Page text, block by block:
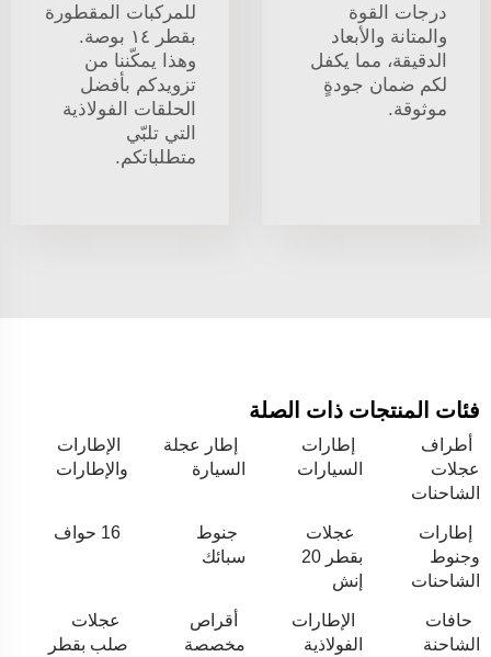
درجات القوة
والمتانة والأبعاد
الدقيقة، مما يكفل
لكم ضمان جودةٍ
موثوقة.
للمركبات المقطورة
بقطر ١٤ بوصة.
وهذا يمكّننا من
تزويدكم بأفضل
الحلقات الفولاذية
التي تلبّي
متطلباتكم.
فئات المنتجات ذات الصلة
أطراف
عجلات
الشاحنات
إطارات
السيارات
إطار عجلة
السيارة
الإطارات
والإطارات
إطارات
وجنوط
الشاحنات
عجلات
بقطر 20
إنش
جنوط
سبائك
16 حواف
حافات
الشاحنة
الإطارات
الفولاذية
أقراص
مخصصة
عجلات
صلب بقطر